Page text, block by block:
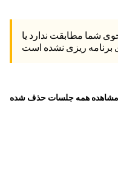
شما مطابقت ندارد یا
مشاهده همه جلسات حذف شده